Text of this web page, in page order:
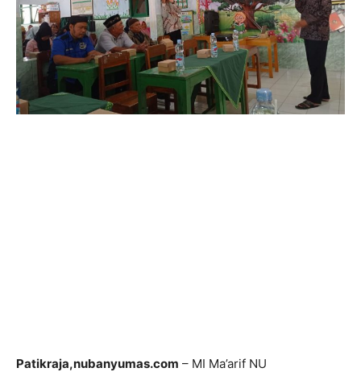
Patikraja,nubanyumas.com – MI Ma’arif NU